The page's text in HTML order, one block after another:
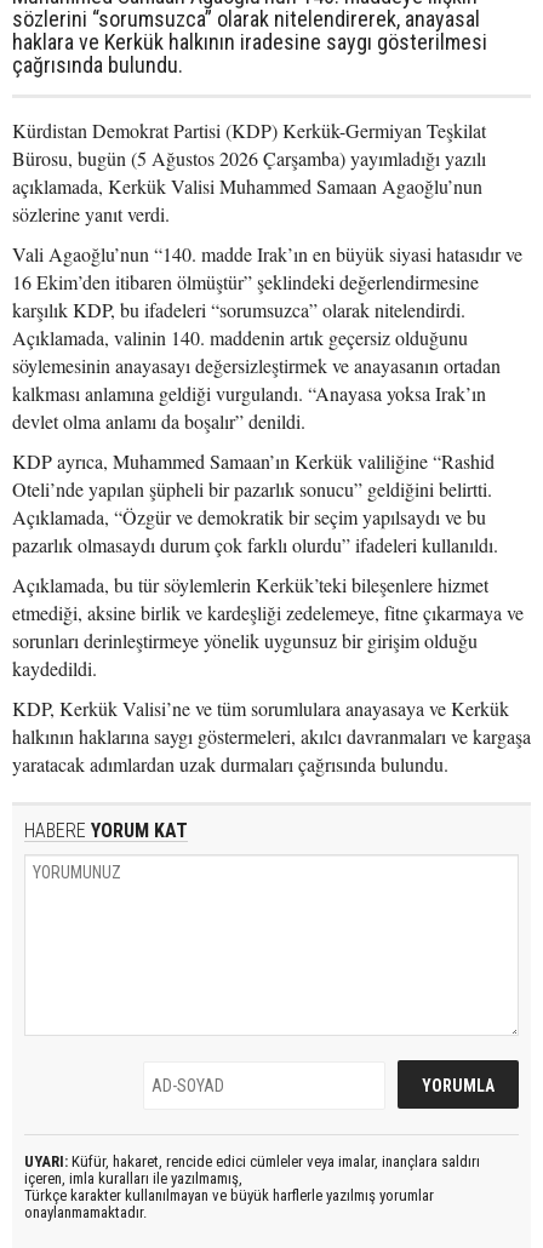
sözlerini “sorumsuzca” olarak nitelendirerek, anayasal
haklara ve Kerkük halkının iradesine saygı gösterilmesi
çağrısında bulundu.
Kürdistan Demokrat Partisi (KDP) Kerkük-Germiyan Teşkilat
Bürosu, bugün (5 Ağustos 2026 Çarşamba) yayımladığı yazılı
açıklamada, Kerkük Valisi Muhammed Samaan Agaoğlu’nun
sözlerine yanıt verdi.
Vali Agaoğlu’nun “140. madde Irak’ın en büyük siyasi hatasıdır ve
16 Ekim’den itibaren ölmüştür” şeklindeki değerlendirmesine
karşılık KDP, bu ifadeleri “sorumsuzca” olarak nitelendirdi.
Açıklamada, valinin 140. maddenin artık geçersiz olduğunu
söylemesinin anayasayı değersizleştirmek ve anayasanın ortadan
kalkması anlamına geldiği vurgulandı. “Anayasa yoksa Irak’ın
devlet olma anlamı da boşalır” denildi.
KDP ayrıca, Muhammed Samaan’ın Kerkük valiliğine “Rashid
Oteli’nde yapılan şüpheli bir pazarlık sonucu” geldiğini belirtti.
Açıklamada, “Özgür ve demokratik bir seçim yapılsaydı ve bu
pazarlık olmasaydı durum çok farklı olurdu” ifadeleri kullanıldı.
Açıklamada, bu tür söylemlerin Kerkük’teki bileşenlere hizmet
etmediği, aksine birlik ve kardeşliği zedelemeye, fitne çıkarmaya ve
sorunları derinleştirmeye yönelik uygunsuz bir girişim olduğu
kaydedildi.
KDP, Kerkük Valisi’ne ve tüm sorumlulara anayasaya ve Kerkük
halkının haklarına saygı göstermeleri, akılcı davranmaları ve kargaşa
yaratacak adımlardan uzak durmaları çağrısında bulundu.
HABERE YORUM KAT
UYARI: Küfür, hakaret, rencide edici cümleler veya imalar, inançlara saldırı
içeren, imla kuralları ile yazılmamış,
Türkçe karakter kullanılmayan ve büyük harflerle yazılmış yorumlar
onaylanmamaktadır.